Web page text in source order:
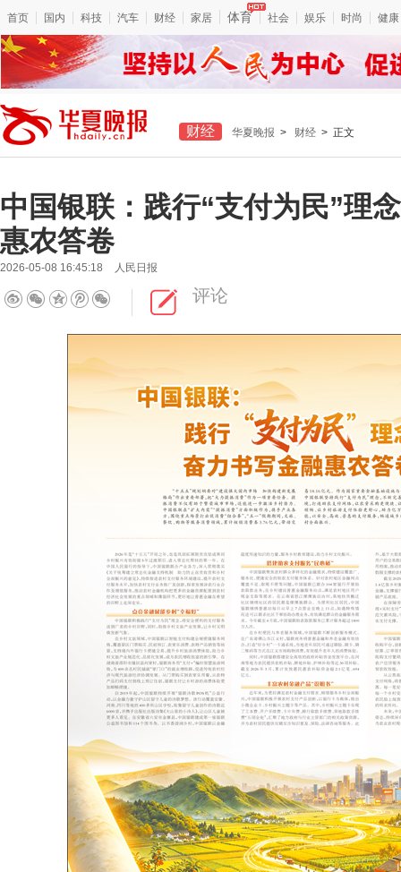
首页 国内 科技 汽车 财经 家居 体育 社会 娱乐 时尚 健康
财经 华夏晚报 > 财经 > 正文
中国银联：践行“支付为民”理
惠农答卷
2026-05-08 16:45:18 人民日报
评论